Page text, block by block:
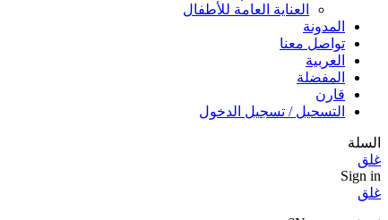
العناية العامة للأطفال
المدونة
تواصل معنا
العربية
المفضلة
قارن
التسحيل / تسجيل الدخول
السلة
غلق
Sign in
غلق